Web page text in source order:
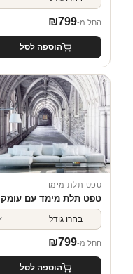
החל מ- ₪799
הוספה לסל
טפט תלת מימד
טפט תלת מימד עם עומק
החל מ- ₪799
הוספה לסל